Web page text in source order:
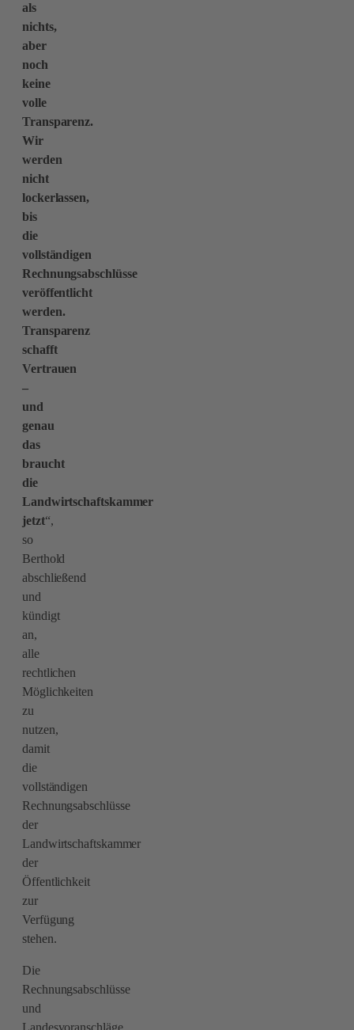
als
nichts,
aber
noch
keine
volle
Transparenz.
Wir
werden
nicht
lockerlassen,
bis
die
vollständigen
Rechnungsabschlüsse
veröffentlicht
werden.
Transparenz
schafft
Vertrauen
–
und
genau
das
braucht
die
Landwirtschaftskammer
jetzt“,
so
Berthold
abschließend
und
kündigt
an,
alle
rechtlichen
Möglichkeiten
zu
nutzen,
damit
die
vollständigen
Rechnungsabschlüsse
der
Landwirtschaftskammer
der
Öffentlichkeit
zur
Verfügung
stehen.
Die
Rechnungsabschlüsse
und